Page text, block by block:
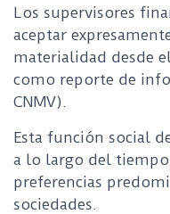
Los supervisores
aceptar
materialidad desde
como reporte de
CNMV).
Esta función social
a lo largo del tiempo
preferencias
sociedades.